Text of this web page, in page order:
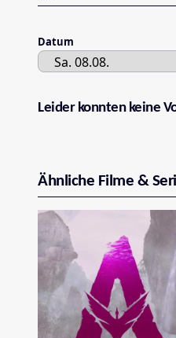
Datum
Leider konnten keine
Ähnliche Filme &